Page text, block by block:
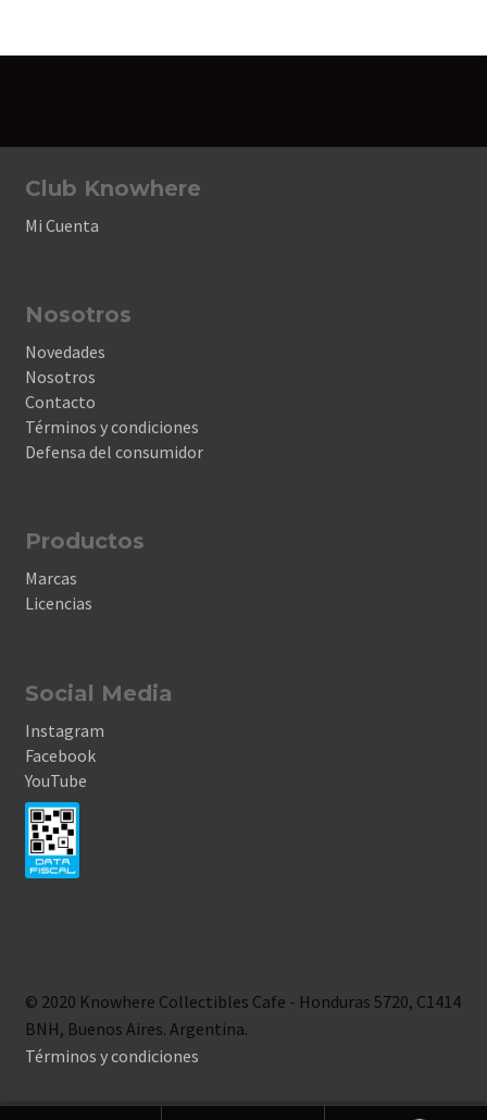
Club Knowhere
Mi Cuenta
Nosotros
Novedades
Nosotros
Contacto
Términos y condiciones
Defensa del consumidor
Productos
Marcas
Licencias
Social Media
Instagram
Facebook
YouTube
© 2020 Knowhere Collectibles Cafe - Honduras 5720, C1414
BNH, Buenos Aires. Argentina.
Términos y condiciones